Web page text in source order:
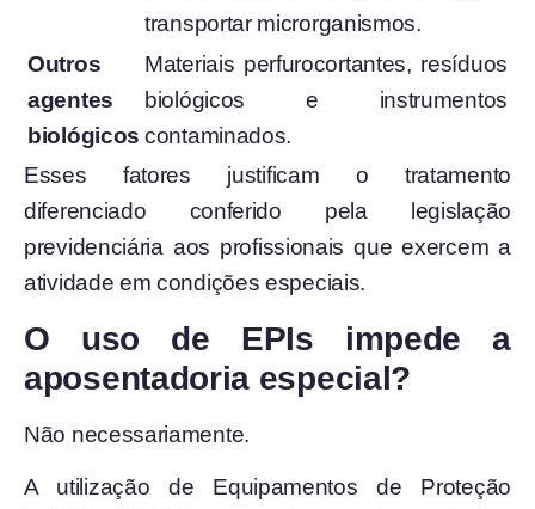
transportar microrganismos.
Outros
agentes
biológicos
Materiais perfurocortantes, resíduos
biológicos e instrumentos
contaminados.
Esses fatores justificam o tratamento
diferenciado conferido pela legislação
previdenciária aos profissionais que exercem a
atividade em condições especiais.
O uso de EPIs impede a
aposentadoria especial?
Não necessariamente.
A utilização de Equipamentos de Proteção